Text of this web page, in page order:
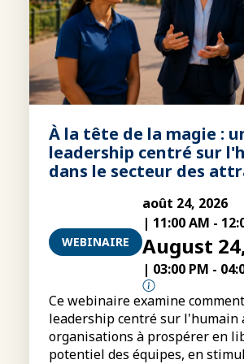
À la tête de la magie :
leadership centré sur
dans le secteur des
WEBINAIRE
août 24, 2026
| 11:00 AM -
August
| 03:00 PM -
Ce webinaire examine
leadership centré sur l'humain
organisations à prospérer en
potentiel des équipes, en